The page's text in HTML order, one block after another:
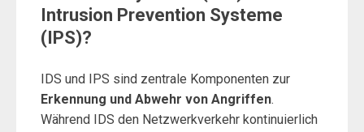
Intrusion Prevention Systeme
(IPS)?
IDS und IPS sind zentrale Komponenten zur
Erkennung und Abwehr von Angriffen.
Während IDS den Netzwerkverkehr kontinuierlich